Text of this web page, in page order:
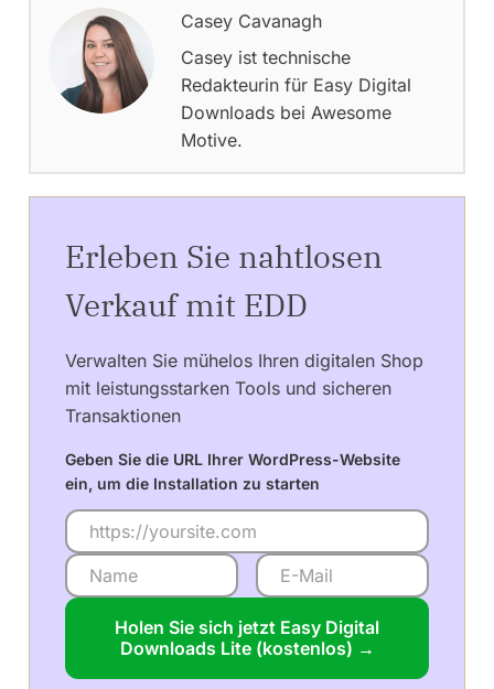
Casey Cavanagh
Casey ist technische
Redakteurin für Easy Digital
Downloads bei Awesome
Motive.
Erleben Sie nahtlosen
Verkauf mit EDD
Verwalten Sie mühelos Ihren digitalen Shop
mit leistungsstarken Tools und sicheren
Transaktionen
Geben Sie die URL Ihrer WordPress-Website
ein, um die Installation zu starten
Holen Sie sich jetzt Easy Digital
Downloads Lite (kostenlos) →